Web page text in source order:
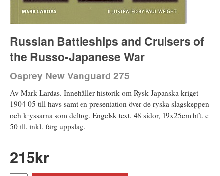
Russian Battleships and Cruisers of
the Russo-Japanese War
Osprey New Vanguard 275
Av Mark Lardas. Innehåller historik om Rysk-Japanska kriget
1904-05 till havs samt en presentation över de ryska slagskeppen
och kryssarna som deltog. Engelsk text. 48 sidor, 19x25cm hft. c
50 ill. inkl. färg uppslag.
215kr